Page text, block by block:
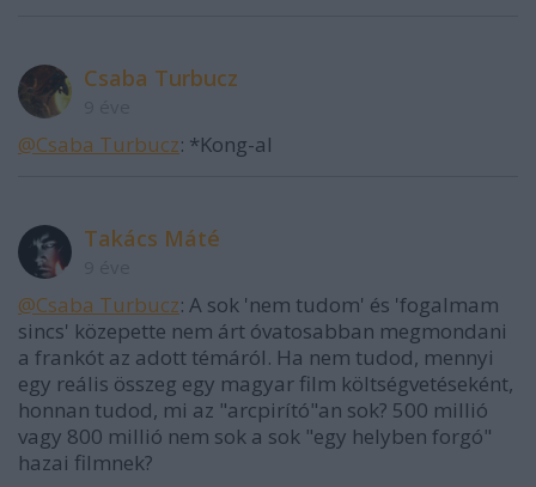
Csaba Turbucz
@Csaba Turbucz: *Kong-al
Takács Máté
@Csaba Turbucz: A sok 'nem tudom' és 'fogalmam
sincs' közepette nem árt óvatosabban megmondani
a frankót az adott témáról. Ha nem tudod, mennyi
egy reális összeg egy magyar film költségvetéseként,
honnan tudod, mi az "arcpirító"an sok? 500 millió
vagy 800 millió nem sok a sok "egy helyben forgó"
hazai filmnek?